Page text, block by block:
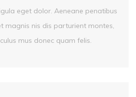
eget dolor. Aeneane penatibus
magnis nis dis parturient montes,
mus donec quam felis.